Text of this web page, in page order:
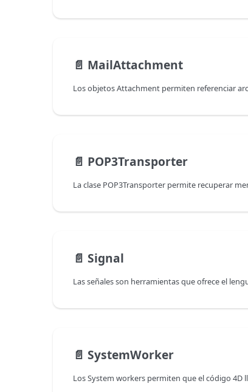
📄️ MailAttachment
📄️ POP3Transporter
📄️ Signal
📄️ SystemWorker